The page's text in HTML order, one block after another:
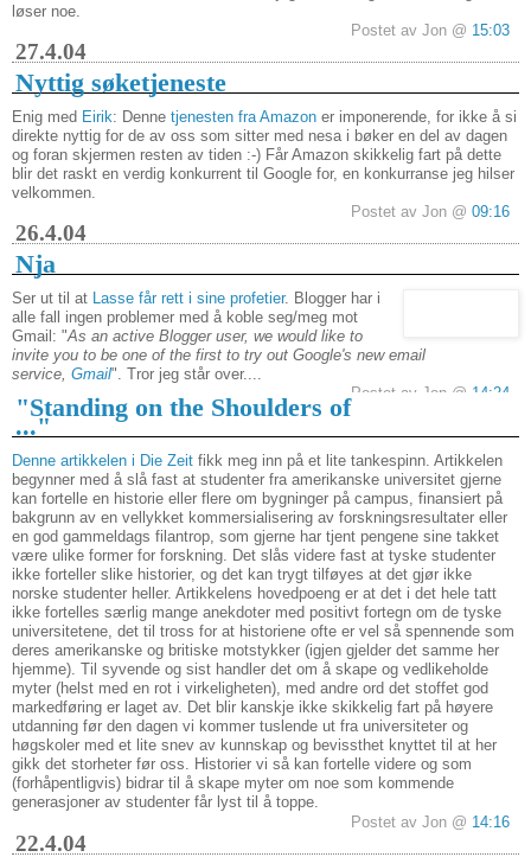
løser noe.
Postet av Jon @ 15:03
27.4.04
Nyttig søketjeneste
Enig med Eirik: Denne tjenesten fra Amazon er imponerende, for ikke å si
direkte nyttig for de av oss som sitter med nesa i bøker en del av dagen
og foran skjermen resten av tiden :-) Får Amazon skikkelig fart på dette
blir det raskt en verdig konkurrent til Google for, en konkurranse jeg hilser
velkommen.
Postet av Jon @ 09:16
26.4.04
Nja
Ser ut til at Lasse får rett i sine profetier. Blogger har i
alle fall ingen problemer med å koble seg/meg mot
Gmail: "As an active Blogger user, we would like to
invite you to be one of the first to try out Google's new email
service, Gmail". Tror jeg står over....
Postet av Jon @ 14:24
"Standing on the Shoulders of
..."
Denne artikkelen i Die Zeit fikk meg inn på et lite tankespinn. Artikkelen
begynner med å slå fast at studenter fra amerikanske universitet gjerne
kan fortelle en historie eller flere om bygninger på campus, finansiert på
bakgrunn av en vellykket kommersialisering av forskningsresultater eller
en god gammeldags filantrop, som gjerne har tjent pengene sine takket
være ulike former for forskning. Det slås videre fast at tyske studenter
ikke forteller slike historier, og det kan trygt tilføyes at det gjør ikke
norske studenter heller. Artikkelens hovedpoeng er at det i det hele tatt
ikke fortelles særlig mange anekdoter med positivt fortegn om de tyske
universitetene, det til tross for at historiene ofte er vel så spennende som
deres amerikanske og britiske motstykker (igjen gjelder det samme her
hjemme). Til syvende og sist handler det om å skape og vedlikeholde
myter (helst med en rot i virkeligheten), med andre ord det stoffet god
markedføring er laget av. Det blir kanskje ikke skikkelig fart på høyere
utdanning før den dagen vi kommer tuslende ut fra universiteter og
høgskoler med et lite snev av kunnskap og bevissthet knyttet til at her
gikk det storheter før oss. Historier vi så kan fortelle videre og som
(forhåpentligvis) bidrar til å skape myter om noe som kommende
generasjoner av studenter får lyst til å toppe.
Postet av Jon @ 14:16
22.4.04